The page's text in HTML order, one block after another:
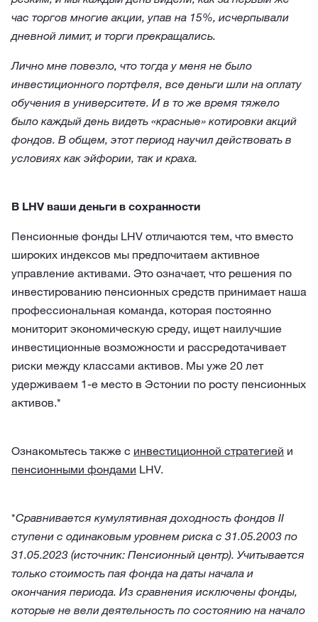
час торгов многие акции, упав на 15%, исчерпывали
дневной лимит, и торги прекращались.
Лично мне повезло, что тогда у меня не было
инвестиционного портфеля, все деньги шли на оплату
обучения в университете. И в то же время тяжело
было каждый день видеть «красные» котировки акций
фондов. В общем, этот период научил действовать в
условиях как эйфории, так и краха.
В LHV ваши деньги в сохранности
Пенсионные фонды LHV отличаются тем, что вместо
широких индексов мы предпочитаем активное
управление активами. Это означает, что решения по
инвестированию пенсионных средств принимает наша
профессиональная команда, которая постоянно
мониторит экономическую среду, ищет наилучшие
инвестиционные возможности и рассредотачивает
риски между классами активов. Мы уже 20 лет
удерживаем 1-е место в Эстонии по росту пенсионных
активов.*
Ознакомьтесь также с инвестиционной стратегией и
пенсионными фондами LHV.
*Сравнивается кумулятивная доходность фондов II
ступени с одинаковым уровнем риска с 31.05.2003 по
31.05.2023 (источник: Пенсионный центр). Учитывается
только стоимость пая фонда на даты начала и
окончания периода. Из сравнения исключены фонды,
которые не вели деятельность по состоянию на начало